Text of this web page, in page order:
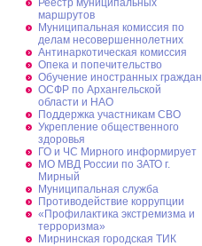
Реестр муниципальных
маршрутов
Муниципальная комиссия по
делам несовершеннолетних
Антинаркотическая комиссия
Опека и попечительство
Обучение иностранных граждан
ОСФР по Архангельской
области и НАО
Поддержка участникам СВО
Укрепление общественного
здоровья
ГО и ЧС Мирного информирует
МО МВД России по ЗАТО г.
Мирный
Муниципальная cлужба
Противодействие коррупции
«Профилактика экстремизма и
терроризма»
Мирнинская городская ТИК